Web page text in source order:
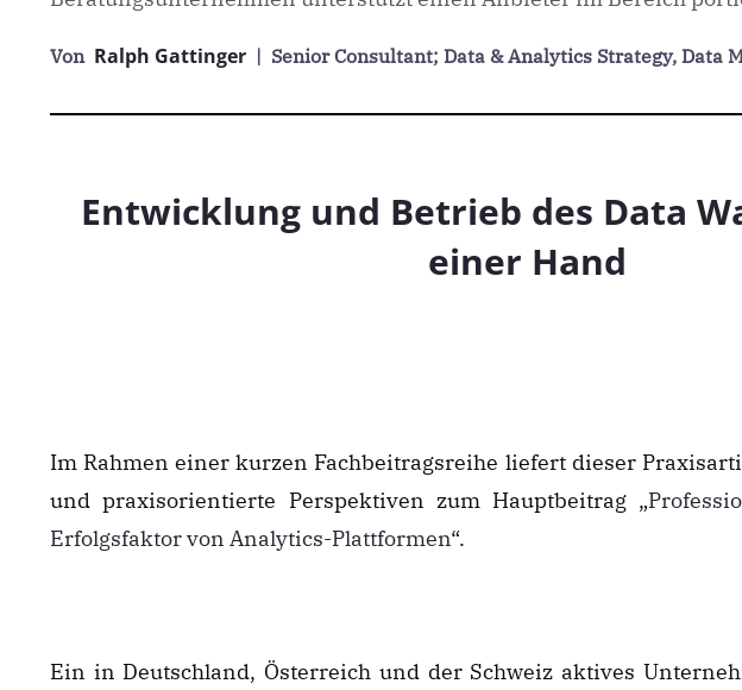
Von Ralph Gattinger | Senior Consultant; Data & Analytics Strategy, Data
Entwicklung und Betrieb des Data
einer Hand
Im Rahmen einer kurzen Fachbeitragsreihe liefert dieser
und praxisorientierte Perspektiven zum Hauptbeitrag „
Erfolgsfaktor von Analytics-Plattformen“.
Ein in Deutschland, Österreich und der Schweiz aktives